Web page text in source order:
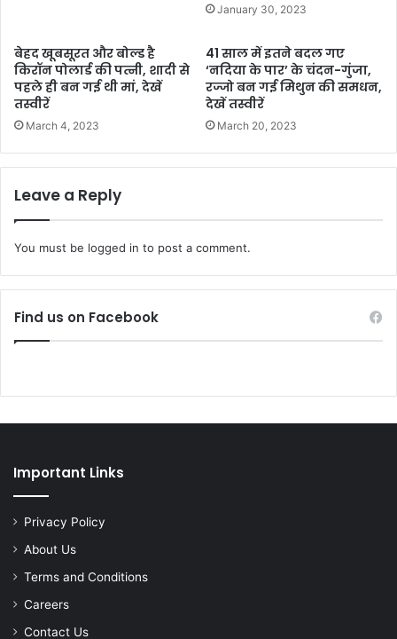
January 30, 2023
बेहद खूबसूरत और बोल्ड है
किरॉन पोलार्ड की पत्नी, शादी से
पहले ही बन गई थी मां, देखें
तस्वीरें
March 4, 2023
41 साल में इतने बदल गए
‘नदिया के पार’ के चंदन-गुंजा,
रज्जो बन गई मिथुन की समधन,
देखें तस्वीरें
March 20, 2023
Leave a Reply
You must be logged in to post a comment.
Find us on Facebook
Important Links
Privacy Policy
About Us
Terms and Conditions
Careers
Contact Us